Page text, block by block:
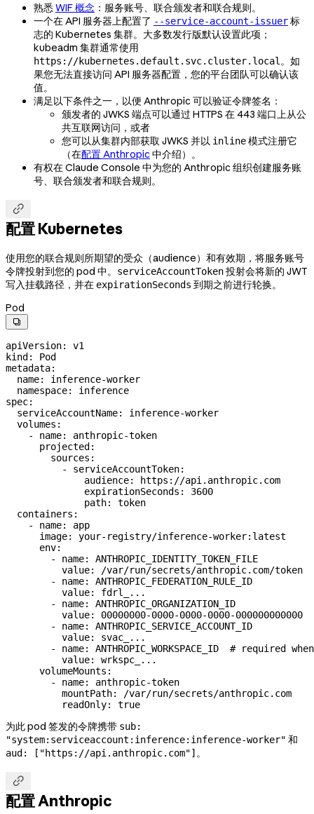
熟悉 WIF 概念 ：服务账号、联合颁发者和联合规则。
一个在 API 服务器上配置了 --service-account-issuer标
志的 Kubernetes 集群。大多数发行版默认设置此项；
kubeadm 集群通常使用
https://kubernetes.default.svc.cluster.local 。如
果您无法直接访问 API 服务器配置，您的平台团队可以确认该
值。
满足以下条件之一，以便 Anthropic 可以验证令牌签名：
颁发者的 JWKS 端点可以通过 HTTPS 在 443 端口上从公
共互联网访问，或者
您可以从集群内部获取 JWKS 并以 inline模式注册它
（在配置 Anthropic 中介绍）。
有权在 Claude Console 中为您的 Anthropic 组织创建服务账
号、联合颁发者和联合规则。

配置 Kubernetes
使用您的联合规则所期望的受众（audience）和有效期，将服务账号
令牌投射到您的 pod 中。
serviceAccountToken投射会将新的 JWT
写入挂载路径，并在 expirationSeconds 到期之前进行轮换。
Pod

apiVersion: v1
kind: Pod
metadata:
  name
: inference-worker
  namespace
: inference
spec:
  serviceAccountName
: inference-worker
  volumes
:
    -
name: anthropic-token
      projected
:
        sources
:
          -
serviceAccountToken:
              audience
: https://api.anthropic.com
              expirationSeconds
: 3600
              path
: token
  containers
:
    -
name: app
      image
: your-registry/inference-worker:latest
      env
:
        -
name: ANTHROPIC_IDENTITY_TOKEN_FILE
          value
:
/var/run/secrets/anthropic.com/token
        -
name: ANTHROPIC_FEDERATION_RULE_ID
          value
: fdrl_...
        -
name: ANTHROPIC_ORGANIZATION_ID
          value
: 00000000-0000-0000-0000-000000000000
        -
name: ANTHROPIC_SERVICE_ACCOUNT_ID
          value
: svac_...
        -
name: ANTHROPIC_WORKSPACE_ID
# required
          value
: wrkspc_...
      volumeMounts
:
        -
name: anthropic-token
          mountPath
:
/var/run/secrets/anthropic.com
          readOnly
: true
为此 pod 签发的令牌携带 sub:
"system:serviceaccount:inference:inference-worker" 和
aud: ["https://api.anthropic.com"] 。

配置 Anthropic